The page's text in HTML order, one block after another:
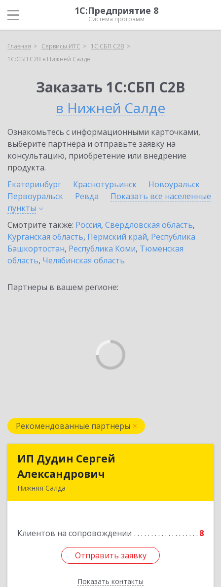
1С:Предприятие 8
Система программ
Главная Сервисы ИТС
1С:СБП C2B
1С:СБП C2B в Нижней Салде
Заказать 1С:СБП C2B
в Нижней Салде
Ознакомьтесь с информационными карточками,
выберите партнёра и отправьте заявку на
консультацию, приобретение или внедрение
продукта.
Екатеринбург
Краснотурьинск
Новоуральск
Первоуральск
Ревда
Показать все населенные
пункты
Смотрите также: Россия, Свердловская область,
Курганская область, Пермский край, Республика
Башкортостан, Республика Коми, Тюменская
область, Челябинская область
Партнеры в вашем регионе:
Рекомендованные партнеры
ИП Дудин Сергей
Александрович
Нижняя Салда
Клиентов на сопровождении 8
Отправить заявку
Показать контакты
ИП Дудин Сергей
Подробнее
Отправить заявку
Назад